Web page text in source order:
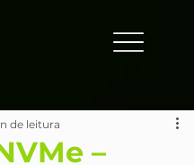
–
de leitura